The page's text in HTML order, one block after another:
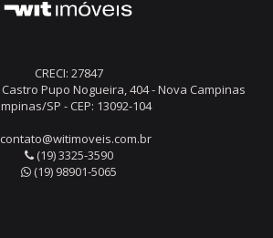
CRECI: 27847
Pupo Nogueira, 404 - Nova Campinas
SP - CEP: 13092-104
contato@witimoveis.com.br
(19) 3325-3590
(19) 98901-5065